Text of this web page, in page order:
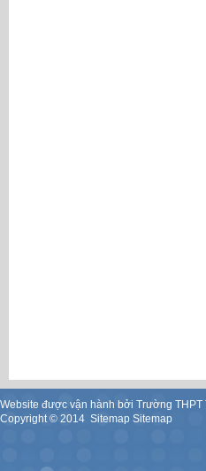
Website được vận hành bởi Trường
Copyright © 2014. Sitemap Sitemap